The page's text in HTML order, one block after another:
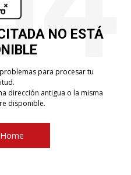
NO ESTÁ
para procesar tu
dirección antigua o la misma
disponible.